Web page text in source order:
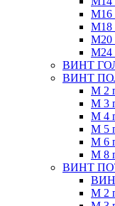
М16
М18
М20
М24
ВИНТ
ВИНТ
М 2
М 3
М 4
М 5
М 6
М 8
ВИНТ
М 2